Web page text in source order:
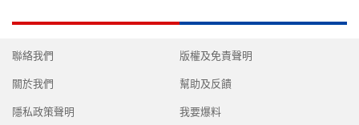
聯絡我們
關於我們
隱私政策聲明
版權及免責聲明
幫助及反饋
我要爆料